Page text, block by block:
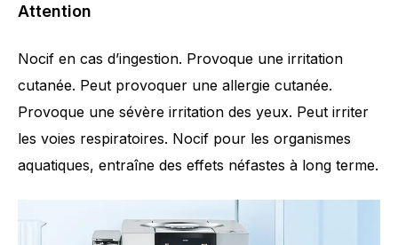
Attention
Nocif en cas d’ingestion. Provoque une irritation
cutanée. Peut provoquer une allergie cutanée.
Provoque une sévère irritation des yeux. Peut irriter
les voies respiratoires. Nocif pour les organismes
aquatiques, entraîne des effets néfastes à long terme.